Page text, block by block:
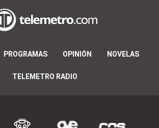
PROGRAMAS OPINIÓN NOVELAS
TELEMETRO RADIO